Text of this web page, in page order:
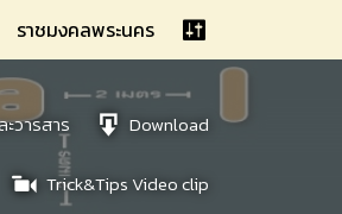
ราชมงคลพระนคร
วารสาร Download
Trick&Tips Video clip